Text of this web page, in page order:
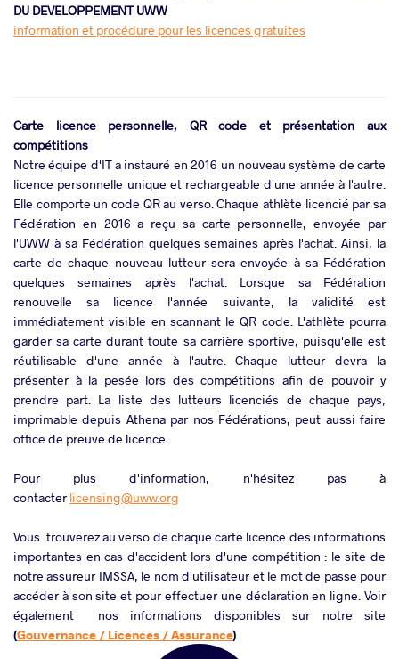
DU DEVELOPPEMENT UWW
information et procédure pour les licences gratuites
Carte licence personnelle, QR code et présentation aux
compétitions
Notre équipe d'IT a instauré en 2016 un nouveau système de carte
licence personnelle unique et rechargeable d'une année à l'autre.
Elle comporte un code QR au verso. Chaque athlète licencié par sa
Fédération en 2016 a reçu sa carte personnelle, envoyée par
l'UWW à sa Fédération quelques semaines après l'achat. Ainsi, la
carte de chaque nouveau lutteur sera envoyée à sa Fédération
quelques semaines après l'achat. Lorsque sa Fédération
renouvelle sa licence l'année suivante, la validité est
immédiatement visible en scannant le QR code. L'athlète pourra
garder sa carte durant toute sa carrière sportive, puisqu'elle est
réutilisable d'une année à l'autre. Chaque lutteur devra la
présenter à la pesée lors des compétitions afin de pouvoir y
prendre part. La liste des lutteurs licenciés de chaque pays,
imprimable depuis Athena par nos Fédérations, peut aussi faire
office de preuve de licence.
Pour plus d'information, n'hésitez pas à
contacter licensing@uww.org
Vous trouverez au verso de chaque carte licence des informations
importantes en cas d'accident lors d'une compétition : le site de
notre assureur IMSSA, le nom d'utilisateur et le mot de passe pour
accéder à son site et pour effectuer une déclaration en ligne. Voir
également nos informations disponibles sur notre site
(Gouvernance / Licences / Assurance)